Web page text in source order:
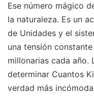
Ese número mágico
la naturaleza. Es un
de Unidades y el
una tensión
millonarias cada año.
determinar Cuantos
verdad más